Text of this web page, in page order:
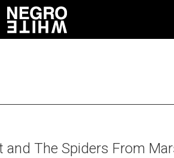
and The Spiders From